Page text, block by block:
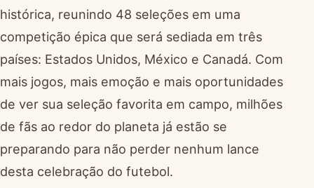
histórica, reunindo 48 seleções em uma
competição épica que será sediada em três
países: Estados Unidos, México e Canadá. Com
mais jogos, mais emoção e mais oportunidades
de ver sua seleção favorita em campo, milhões
de fãs ao redor do planeta já estão se
preparando para não perder nenhum lance
desta celebração do futebol.